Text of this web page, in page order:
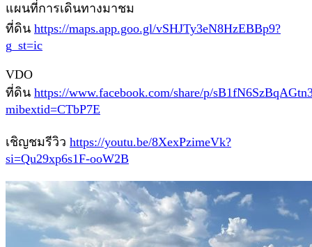
แผนที่การเดินทางมาชม
ที่ดิน https://maps.app.goo.gl/vSHJTy3eN8HzEBBp9?
g_st=ic
VDO
ที่ดิน https://www.facebook.com/share/p/
mibextid=CTbP7E
เชิญชมรีวิว https://youtu.be/8XexPzimeVk?
si=Qu29xp6s1F-ooW2B